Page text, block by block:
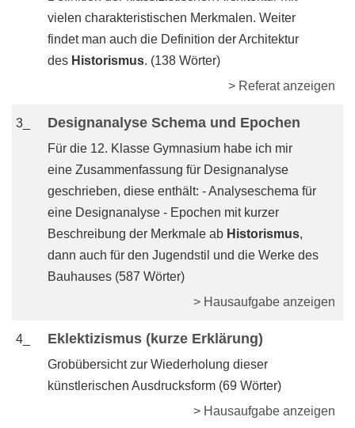
vielen charakteristischen Merkmalen. Weiter
findet man auch die Definition der Architektur
des Historismus. (138 Wörter)
> Referat anzeigen
3_ Designanalyse Schema und Epochen
Für die 12. Klasse Gymnasium habe ich mir
eine Zusammenfassung für Designanalyse
geschrieben, diese enthält: - Analyseschema für
eine Designanalyse - Epochen mit kurzer
Beschreibung der Merkmale ab Historismus,
dann auch für den Jugendstil und die Werke des
Bauhauses (587 Wörter)
> Hausaufgabe anzeigen
4_ Eklektizismus (kurze Erklärung)
Grobübersicht zur Wiederholung dieser
künstlerischen Ausdrucksform (69 Wörter)
> Hausaufgabe anzeigen